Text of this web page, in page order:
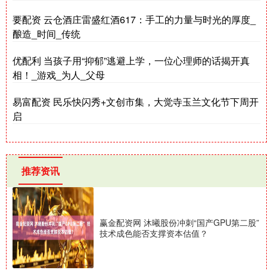
要配资 云仓酒庄雷盛红酒617：手工的力量与时光的厚度_
酿造_时间_传统
优配利 当孩子用“抑郁”逃避上学，一位心理师的话揭开真
相！_游戏_为人_父母
易富配资 民乐快闪秀+文创市集，大觉寺玉兰文化节下周开
启
推荐资讯
赢金配资网 沐曦股份冲刺“国产GPU第二股”
技术成色能否支撑资本估值？